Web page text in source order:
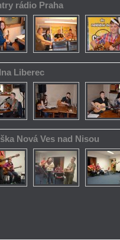
rádio Praha
Liberec
Nová Ves nad Nisou